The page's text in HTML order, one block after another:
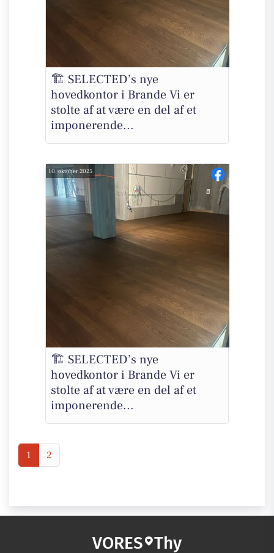
🏗️ SELECTED’s nye
hovedkontor i Brande Vi er
stolte af at være en del af et
imponerende...
10. oktober 2025
🏗️ SELECTED’s nye
hovedkontor i Brande Vi er
stolte af at være en del af et
imponerende...
1 2
VORES Thy